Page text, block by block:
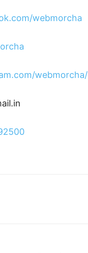
webmorcha
webmorcha/